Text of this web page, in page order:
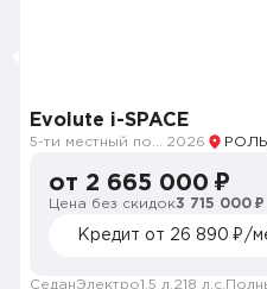
Evolute i-SPACE
2026
от 2 665 000 ₽
Цена без скидок3 715 000 ₽
Кредит от 26 890 ₽/
СеданЭлектро1.5 л. 218 л.с.